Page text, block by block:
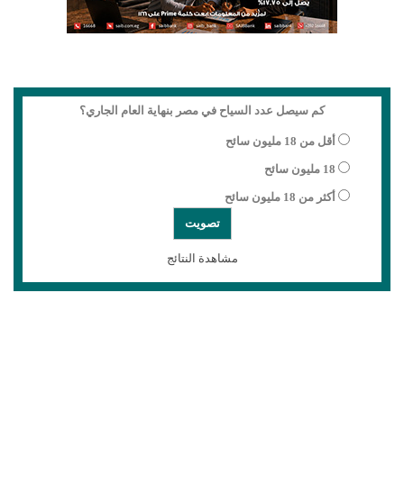
كم سيصل عدد السياح في مصر بنهاية العام الجاري؟
أقل من 18 مليون سائح
18 مليون سائح
أكثر من 18 مليون سائح
مشاهدة النتائج